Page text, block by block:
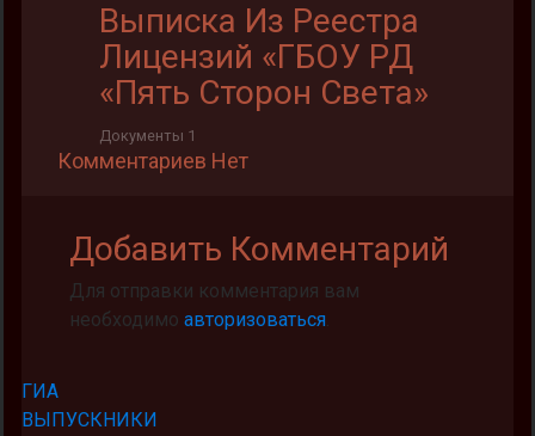
Выписка Из Реестра
Лицензий «ГБОУ РД
«Пять Сторон Света»
Документы 1
Комментариев Нет
Добавить Комментарий
Для отправки комментария вам
необходимо авторизоваться.
ГИА
ВЫПУСКНИКИ